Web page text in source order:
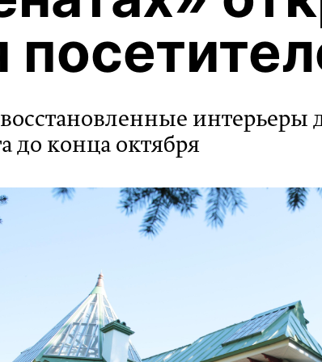
до конца октября